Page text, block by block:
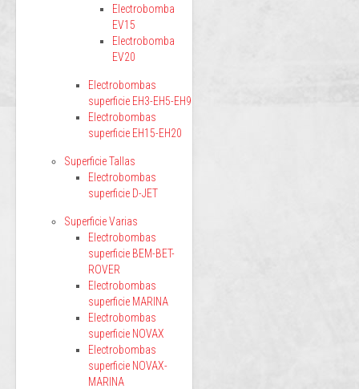
Electrobomba
EV15
Electrobomba
EV20
Electrobombas
superficie EH3-EH5-EH9
Electrobombas
superficie EH15-EH20
Superficie Tallas
Electrobombas
superficie D-JET
Superficie Varias
Electrobombas
superficie BEM-BET-
ROVER
Electrobombas
superficie MARINA
Electrobombas
superficie NOVAX
Electrobombas
superficie NOVAX-
MARINA